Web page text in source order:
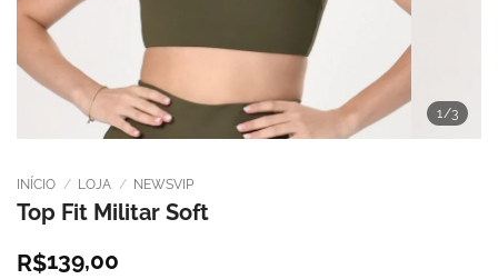
1 /3
INÍCIO / LOJA / NEWSVIP
Top Fit Militar Soft
R$139,00